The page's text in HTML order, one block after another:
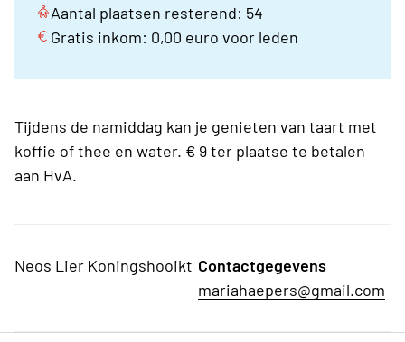
Aantal plaatsen resterend: 54
Gratis inkom: 0,00 euro voor leden
Tijdens de namiddag kan je genieten van taart met
koffie of thee en water. € 9 ter plaatse te betalen
aan HvA.
Neos Lier Koningshooikt Contactgegevens
mariahaepers@gmail.com